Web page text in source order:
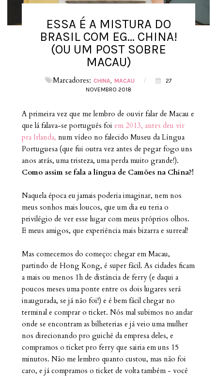
ESSA É A MISTURA DO
BRASIL COM EG... CHINA!
(OU UM POST SOBRE
MACAU)
Marcadores: CHINA MACAU /
27
NOVEMBRO 2018
A primeira vez que me lembro de ouvir falar de Macau e
que lá falava-se português foi em 2013, antes deu vir
pra Irlanda, num vídeo no falecido Museu da Língua
Portuguesa (que fui outra vez antes de pegar fogo uns
anos atrás, uma tristeza, uma perda muito grande!).
Como assim se fala a língua de Camões na China?!
Naquela época eu jamais poderia imaginar, nem nos
meus sonhos mais loucos, que um dia eu teria o
privilégio de ver esse lugar com meus próprios olhos.
E meus amigos, que experiência mais bizarra e surreal!
Mas comecemos do começo: chegar em Macau,
partindo de Hong Kong, é super fácil. As cidades ficam
a mais ou menos 1h de distância de ferry (e daqui a
poucos meses uma ponte entre os dois lugares será
inaugurada, se já não foi!) e é bem fácil chegar no
terminal e comprar o ticket. Nós mal subimos no andar
onde se encontram as bilheterias e já veio uma mulher
nos direcionando pro guichê da empresa deles, e
compramos o ticket pro ferry que sairia em uns 15
minutos. Não me lembro quanto custou, mas não foi
caro, e já compramos o ticket de volta também - você